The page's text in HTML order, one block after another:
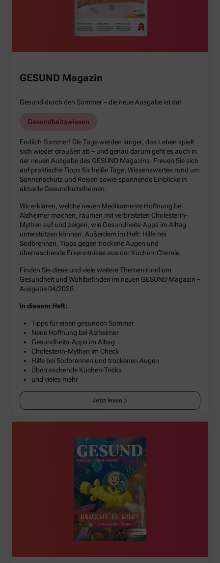
GESUND Magazin
Gesund durch den Sommer – die neue Ausgabe ist da!
Gesundheitswissen
Endlich Sommer! Die Tage werden länger, das Leben spielt
sich wieder draußen ab – und genau darum geht es auch in
der neuen Ausgabe des GESUND Magazins. Freuen Sie sich
auf praktische Tipps für heiße Tage, Wissenswertes rund um
Sonnenschutz und Reisen sowie spannende Einblicke in
aktuelle Gesundheitsthemen.
Wir erklären, welche neuen Medikamente Hoffnung bei
Alzheimer machen, räumen mit verbreiteten Cholesterin-
Mythen auf und zeigen, wie Gesundheits-Apps im Alltag
unterstützen können. Außerdem im Heft: Hilfe bei
Sodbrennen, Tipps gegen trockene Augen und
überraschende Erkenntnisse aus der Küchen-Chemie.
Finden Sie diese und viele weitere Themen rund um
Gesundheit und Wohlbefinden im neuen GESUND Magazin –
Ausgabe 04/2026.
In diesem Heft:
Tipps für einen gesunden Sommer
Neue Hoffnung bei Alzheimer
Gesundheits-Apps im Alltag
Cholesterin-Mythen im Check
Hilfe bei Sodbrennen und trockenen Augen
Überraschende Küchen-Tricks
und vieles mehr
Jetzt lesen